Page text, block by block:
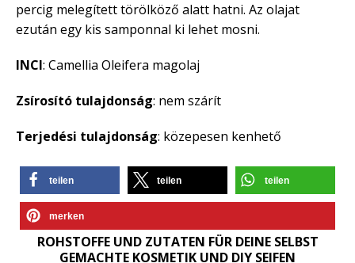
percig melegített törölköző alatt hatni. Az olajat
ezután egy kis samponnal ki lehet mosni.
INCI: Camellia Oleifera magolaj
Zsírosító tulajdonság: nem szárít
Terjedési tulajdonság: közepesen kenhető
teilen teilen teilen
merken
ROHSTOFFE UND ZUTATEN FÜR DEINE SELBST
GEMACHTE KOSMETIK UND DIY SEIFEN